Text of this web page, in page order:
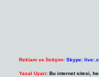
Reklam ve İletişim: Skype:
Yasal Uyarı: Bu internet sitesi,